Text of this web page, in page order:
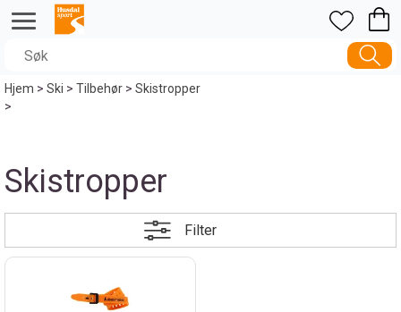
Hjem>Ski>Tilbehør>Skistropper
>
Skistropper
Filter